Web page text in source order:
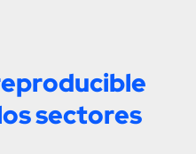
sectores